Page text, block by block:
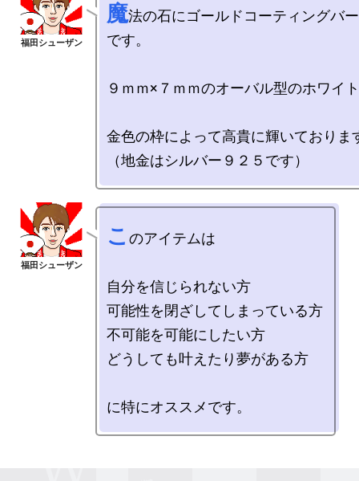
魔法の石にゴールドコーティングバ
です。
９ｍｍ×７ｍｍのオーバル型のホワイ
金色の枠によって高貴に輝いておりま
こ のアイテムは
自分を信じられない方
可能性を閉ざしてしまっている方
不可能を可能にしたい方
どうしても叶えたり夢がある方